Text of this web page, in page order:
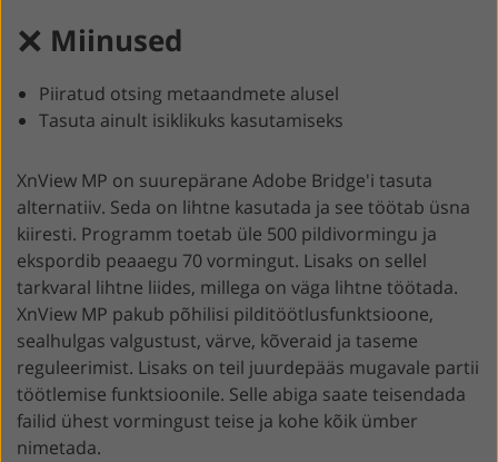
Miinused
Piiratud otsing metaandmete alusel
Tasuta ainult isiklikuks kasutamiseks
XnView MP on suurepärane Adobe Bridge'i tasuta
alternatiiv. Seda on lihtne kasutada ja see töötab üsna
kiiresti. Programm toetab üle 500 pildivormingu ja
ekspordib peaaegu 70 vormingut. Lisaks on sellel
tarkvaral lihtne liides, millega on väga lihtne töötada.
XnView MP pakub põhilisi pilditöötlusfunktsioone,
sealhulgas valgustust, värve, kõveraid ja taseme
reguleerimist. Lisaks on teil juurdepääs mugavale partii
töötlemise funktsioonile. Selle abiga saate teisendada
failid ühest vormingust teise ja kohe kõik ümber
nimetada.